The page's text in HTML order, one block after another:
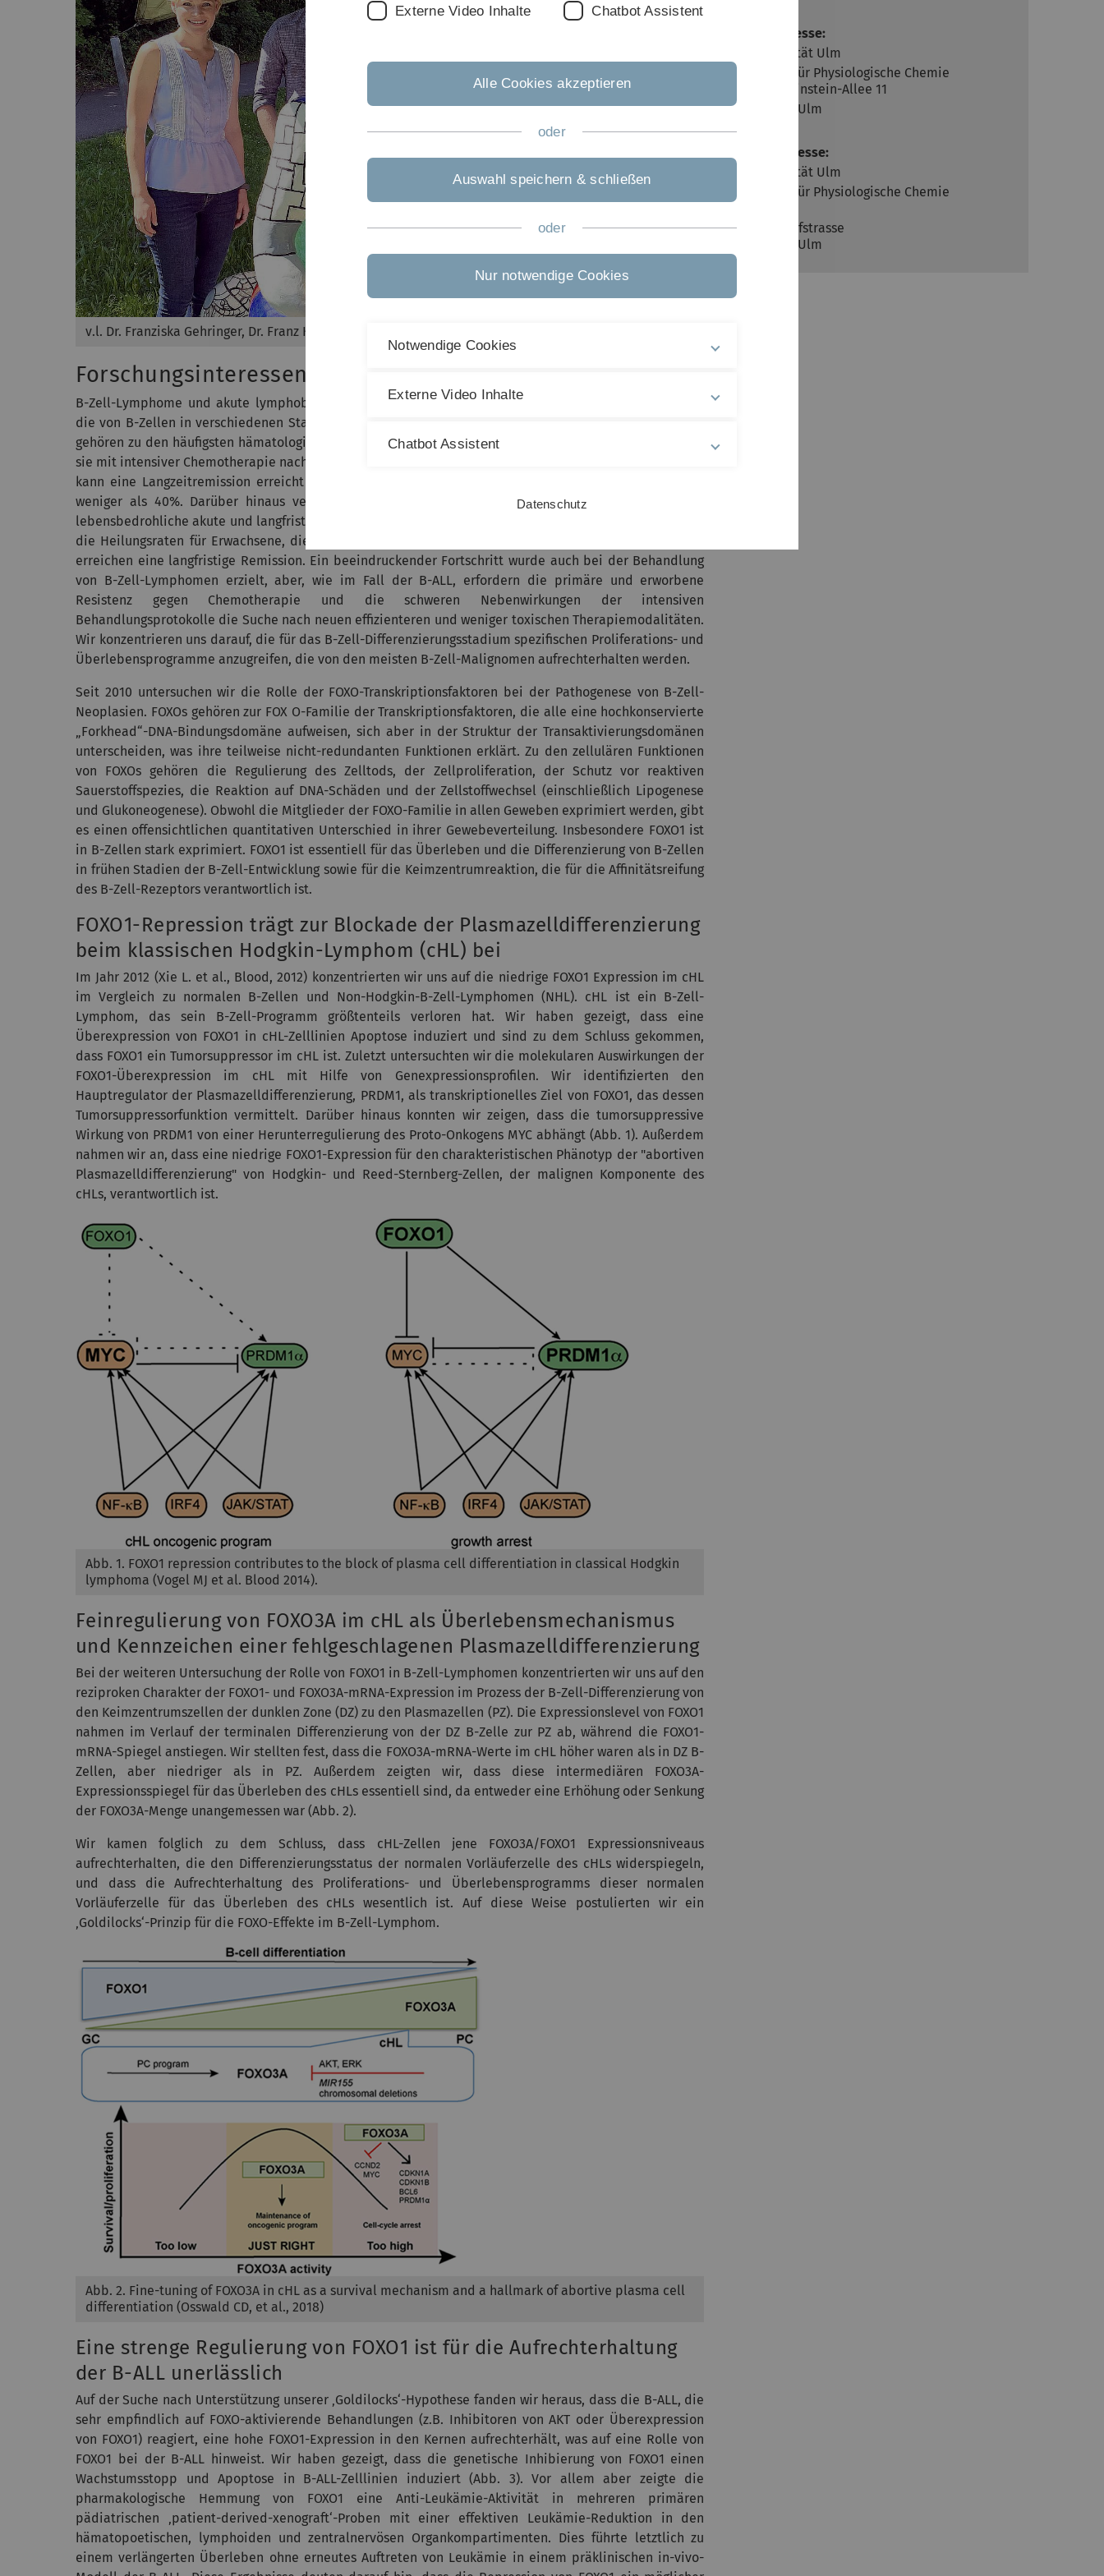
v.l. Dr. Franziska Gehringer, Dr. Franz Ketzer, Anita Kick, Dr. Alexey Ushmorov
Forschungsinteressen
B-Zell-Lymphome und akute lymphoblastische B-Zell-Leukämien (B-ALL) sind bösartige Erkrankungen,
die von B-Zellen in verschiedenen Stadien ihrer Differenzierung ausgehen. B-Zell-Lymphome und B-ALL
gehören zu den häufigsten hämatologischen Neoplasien. Die B-ALL hat eine relativ gute Prognose, wenn
sie mit intensiver Chemotherapie nach den aktuellen Protokollen behandelt wird (bei 80-90% der Kinder
kann eine Langzeitremission erreicht werden). Leider liegt die Heilungsrate nach einem Rückfall bei
weniger als 40%. Darüber hinaus verursacht eine intensive Chemotherapie oft schwere, manchmal
lebensbedrohliche akute und langfristige Nebenwirkungen. Im Vergleich zu pädiatrischen Patienten sind
die Heilungsraten für Erwachsene, die an B-ALL leiden, nach wie vor schlecht. Nur 30-40 % von ihnen
erreichen eine langfristige Remission. Ein beeindruckender Fortschritt wurde auch bei der Behandlung
von B-Zell-Lymphomen erzielt, aber, wie im Fall der B-ALL, erfordern die primäre und erworbene
Resistenz gegen Chemotherapie und die schweren Nebenwirkungen der intensiven
Behandlungsprotokolle die Suche nach neuen effizienteren und weniger toxischen Therapiemodalitäten.
Wir konzentrieren uns darauf, die für das B-Zell-Differenzierungsstadium spezifischen Proliferations- und
Überlebensprogramme anzugreifen, die von den meisten B-Zell-Malignomen aufrechterhalten werden.
Seit 2010 untersuchen wir die Rolle der FOXO-Transkriptionsfaktoren bei der Pathogenese von B-Zell-
Neoplasien. FOXOs gehören zur FOX O-Familie der Transkriptionsfaktoren, die alle eine hochkonservierte
„Forkhead“-DNA-Bindungsdomäne aufweisen, sich aber in der Struktur der Transaktivierungsdomänen
unterscheiden, was ihre teilweise nicht-redundanten Funktionen erklärt. Zu den zellulären Funktionen
von FOXOs gehören die Regulierung des Zelltods, der Zellproliferation, der Schutz vor reaktiven
Sauerstoffspezies, die Reaktion auf DNA-Schäden und der Zellstoffwechsel (einschließlich Lipogenese
und Glukoneogenese). Obwohl die Mitglieder der FOXO-Familie in allen Geweben exprimiert werden, gibt
es einen offensichtlichen quantitativen Unterschied in ihrer Gewebeverteilung. Insbesondere FOXO1 ist
in B-Zellen stark exprimiert. FOXO1 ist essentiell für das Überleben und die Differenzierung von B-Zellen
in frühen Stadien der B-Zell-Entwicklung sowie für die Keimzentrumreaktion, die für die Affinitätsreifung
des B-Zell-Rezeptors verantwortlich ist.
FOXO1-Repression trägt zur Blockade der Plasmazelldifferenzierung
beim klassischen Hodgkin-Lymphom (cHL) bei
Im Jahr 2012 (Xie L. et al., Blood, 2012) konzentrierten wir uns auf die niedrige FOXO1 Expression im cHL
im Vergleich zu normalen B-Zellen und Non-Hodgkin-B-Zell-Lymphomen (NHL). cHL ist ein B-Zell-
Lymphom, das sein B-Zell-Programm größtenteils verloren hat. Wir haben gezeigt, dass eine
Überexpression von FOXO1 in cHL-Zelllinien Apoptose induziert und sind zu dem Schluss gekommen,
dass FOXO1 ein Tumorsuppressor im cHL ist. Zuletzt untersuchten wir die molekularen Auswirkungen der
FOXO1-Überexpression im cHL mit Hilfe von Genexpressionsprofilen. Wir identifizierten den
Hauptregulator der Plasmazelldifferenzierung, PRDM1, als transkriptionelles Ziel von FOXO1, das dessen
Tumorsuppressorfunktion vermittelt. Darüber hinaus konnten wir zeigen, dass die tumorsuppressive
Wirkung von PRDM1 von einer Herunterregulierung des Proto-Onkogens MYC abhängt (Abb. 1). Außerdem
nahmen wir an, dass eine niedrige FOXO1-Expression für den charakteristischen Phänotyp der "abortiven
Plasmazelldifferenzierung" von Hodgkin- und Reed-Sternberg-Zellen, der malignen Komponente des
cHLs, verantwortlich ist.
Abb. 1. FOXO1 repression contributes to the block of plasma cell differentiation in classical Hodgkin
lymphoma (Vogel MJ et al. Blood 2014).
Feinregulierung von FOXO3A im cHL als Überlebensmechanismus
und Kennzeichen einer fehlgeschlagenen Plasmazelldifferenzierung
Bei der weiteren Untersuchung der Rolle von FOXO1 in B-Zell-Lymphomen konzentrierten wir uns auf den
reziproken Charakter der FOXO1- und FOXO3A-mRNA-Expression im Prozess der B-Zell-Differenzierung von
den Keimzentrumszellen der dunklen Zone (DZ) zu den Plasmazellen (PZ). Die Expressionslevel von FOXO1
nahmen im Verlauf der terminalen Differenzierung von der DZ B-Zelle zur PZ ab, während die FOXO1-
mRNA-Spiegel anstiegen. Wir stellten fest, dass die FOXO3A-mRNA-Werte im cHL höher waren als in DZ B-
Zellen, aber niedriger als in PZ. Außerdem zeigten wir, dass diese intermediären FOXO3A-
Expressionsspiegel für das Überleben des cHLs essentiell sind, da entweder eine Erhöhung oder Senkung
der FOXO3A-Menge unangemessen war (Abb. 2).
Wir kamen folglich zu dem Schluss, dass cHL-Zellen jene FOXO3A/FOXO1 Expressionsniveaus
aufrechterhalten, die den Differenzierungsstatus der normalen Vorläuferzelle des cHLs widerspiegeln,
und dass die Aufrechterhaltung des Proliferations- und Überlebensprogramms dieser normalen
Vorläuferzelle für das Überleben des cHLs wesentlich ist. Auf diese Weise postulierten wir ein
‚Goldilocks‘-Prinzip für die FOXO-Effekte im B-Zell-Lymphom.
Abb. 2. Fine-tuning of FOXO3A in cHL as a survival mechanism and a hallmark of abortive plasma cell
differentiation (Osswald CD, et al., 2018)
Eine strenge Regulierung von FOXO1 ist für die Aufrechterhaltung
der B-ALL unerlässlich
Auf der Suche nach Unterstützung unserer ‚Goldilocks‘-Hypothese fanden wir heraus, dass die B-ALL, die
sehr empfindlich auf FOXO-aktivierende Behandlungen (z.B. Inhibitoren von AKT oder Überexpression
von FOXO1) reagiert, eine hohe FOXO1-Expression in den Kernen aufrechterhält, was auf eine Rolle von
FOXO1 bei der B-ALL hinweist. Wir haben gezeigt, dass die genetische Inhibierung von FOXO1 einen
Wachstumsstopp und Apoptose in B-ALL-Zelllinien induziert (Abb. 3). Vor allem aber zeigte die
pharmakologische Hemmung von FOXO1 eine Anti-Leukämie-Aktivität in mehreren primären
pädiatrischen ‚patient-derived-xenograft‘-Proben mit einer effektiven Leukämie-Reduktion in den
hämatopoetischen, lymphoiden und zentralnervösen Organkompartimenten. Dies führte letztlich zu
einem verlängerten Überleben ohne erneutes Auftreten von Leukämie in einem präklinischen in-vivo-
Postadresse:
Universität Ulm
Institut für Physiologische Chemie
Albert-Einstein-Allee 11
D-89081 Ulm
Hausadresse:
Universität Ulm
Institut für Physiologische Chemie
Meyerhofstrasse
D-89081 Ulm
Externe Video Inhalte Chatbot Assistent
Alle Cookies akzeptieren
oder
Auswahl speichern & schließen
oder
Nur notwendige Cookies
Notwendige Cookies
Externe Video Inhalte
Chatbot Assistent
Datenschutz